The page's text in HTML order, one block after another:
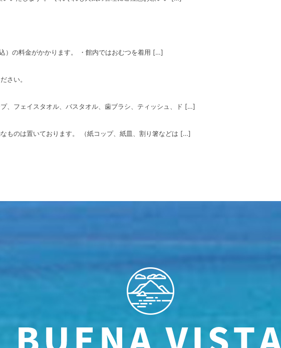
の料金がかかります。 ・館内ではおむつを着用 […]
さい。
、フェイスタオル、バスタオル、歯ブラシ、ティッシュ、ド […]
ものは置いております。 （紙コップ、紙皿、割り箸などは […]